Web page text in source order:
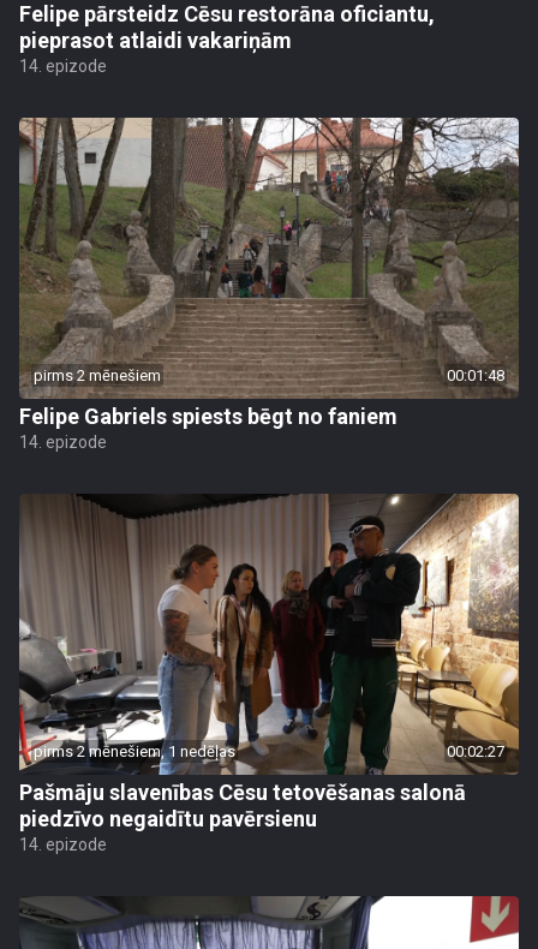
Felipe pārsteidz Cēsu restorāna oficiantu,
pieprasot atlaidi vakariņām
14. epizode
pirms 2 mēnešiem 00:01:48
Felipe Gabriels spiests bēgt no faniem
14. epizode
pirms 2 mēnešiem, 1 nedēļas 00:02:27
Pašmāju slavenības Cēsu tetovēšanas salonā
piedzīvo negaidītu pavērsienu
14. epizode